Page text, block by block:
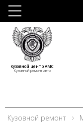
Кузовной центр АМС
Кузовной ремонт авто
Кузовной ремонт